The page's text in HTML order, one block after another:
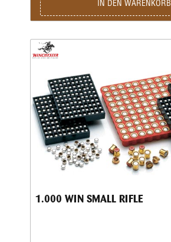
IN DEN WARENKORB
1.000 WIN SMALL RIFLE